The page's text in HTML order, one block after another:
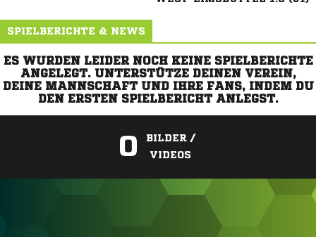
SPIELBERICHTE & NEWS
ES WURDEN LEIDER NOCH KEINE SPIELBERICHTE
ANGELEGT. UNTERSTÜTZE DEINEN VEREIN,
DEINE MANNSCHAFT UND IHRE FANS, INDEM DU
DEN ERSTEN SPIELBERICHT ANLEGST.
0
BILDER /
VIDEOS